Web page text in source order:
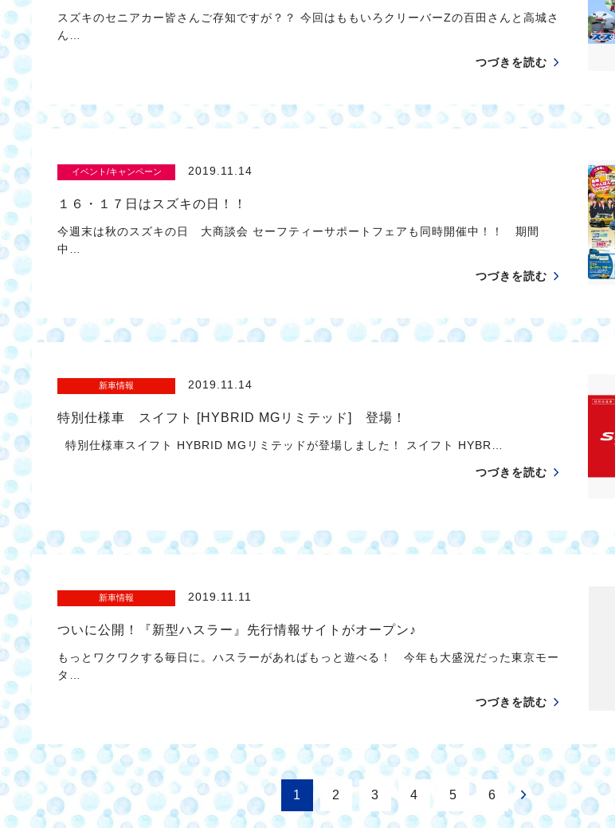
スズキのセニアカー皆さんご存知ですが？？ 今回はももいろクリーバーZの百田さんと高城さ
ん…
つづきを読む
イベント/キャンペーン 2019.11.14
１６・１７日はスズキの日！！
今週末は秋のスズキの日 大商談会 セーフティーサポートフェアも同時開催中！！ 期間
中…
つづきを読む
新車情報 2019.11.14
特別仕様車 スイフト [HYBRID MGリミテッド] 登場！
特別仕様車スイフト HYBRID MGリミテッドが登場しました！ スイフト HYBR…
つづきを読む
新車情報 2019.11.11
ついに公開！『新型ハスラー』先行情報サイトがオープン♪
もっとワクワクする毎日に。ハスラーがあればもっと遊べる！ 今年も大盛況だった東京モー
タ…
つづきを読む
1 2 3 4 5 6